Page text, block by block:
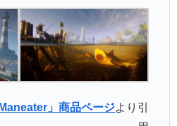
」商品ページより引